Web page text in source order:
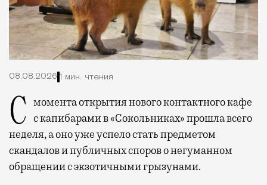
08.08.2026 1 мин. чтения
С момента открытия нового контактного кафе с капибарами в «Сокольниках» прошла всего
неделя, а оно уже успело стать предметом
скандалов и публичных споров о негуманном
обращении с экзотичными грызунами.